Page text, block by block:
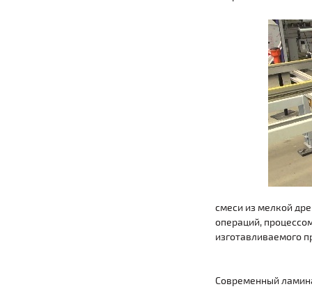
смеси из мелкой
операций,
изготавливаемого
Современный